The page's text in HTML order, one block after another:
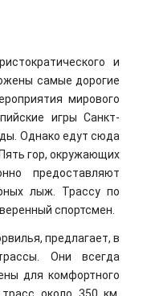
и
самые дорогие
мирового
игры Санкт-
Однако едут сюда
гор, окружающих
предоставляют
лыж. Трассу по
спортсмен.
предлагает, в
Они всегда
для комфортного